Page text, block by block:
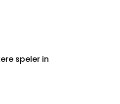
speler in